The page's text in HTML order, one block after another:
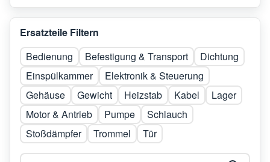
Ersatzteile Filtern
Bedienung
Befestigung & Transport
Dichtung
Einspülkammer
Elektronik & Steuerung
Gehäuse
Gewicht Heizstab Kabel
Lager
Motor & Antrieb
Pumpe
Schlauch
Stoßdämpfer
Trommel Tür